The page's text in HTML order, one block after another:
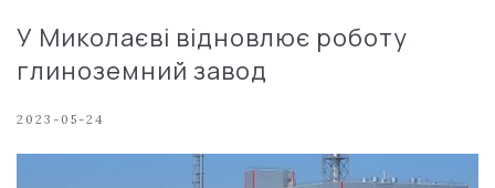
У Миколаєві відновлює роботу
глиноземний завод
2023-05-24